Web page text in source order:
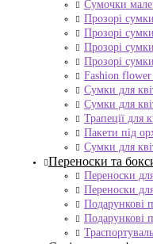
Сумочки
Прозорі
Прозорі
Прозорі
Прозорі
Fashion
Сумки для
Сумки для
Трапеції для
Пакети під
Сумки для
Переноски та
Переноски
Переноски
Подарункові
Подарункові